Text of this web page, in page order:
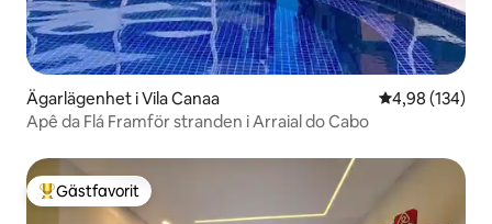
Ägarlägenhet i Vila Canaa 4,98 av 5 i
4,98 (134)
Apê da Flá Framför stranden i Arraial do Cabo
Populär gästfavorit
Gästfavorit